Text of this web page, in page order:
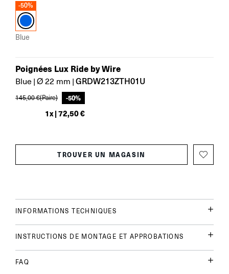
-50%
Blue
Poignées Lux Ride by Wire
Blue | Ø 22 mm | GRDW213ZTH01U
145,00 €(Paire) -50%
1x | 72,50 €
TROUVER UN MAGASIN
INFORMATIONS TECHNIQUES
INSTRUCTIONS DE MONTAGE ET APPROBATIONS
FAQ